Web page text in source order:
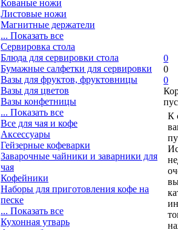
Кованые ножи
Листовые ножи
Магнитные держатели
... Показать все
Сервировка стола
Блюда для сервировки стола
Бумажные салфетки для сервировки
Вазы для фруктов, фруктовницы
Вазы для цветов
Вазы конфетницы
... Показать все
Все для чая и кофе
Аксессуары
Гейзерные кофеварки
Заварочные чайники и заварники для
чая
Кофейники
Наборы для приготовления кофе на
песке
... Показать все
Кухонная утварь
0
0
0
К